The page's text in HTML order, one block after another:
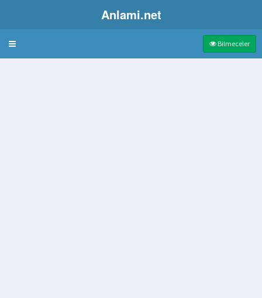
Anlami.net
Bulmaca Bilmeceler